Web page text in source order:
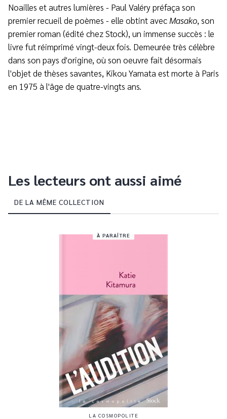
Noailles et autres lumières - Paul Valéry préfaça son
premier recueil de poèmes - elle obtint avec Masako, son
premier roman (édité chez Stock), un immense succès : le
livre fut réimprimé vingt-deux fois. Demeurée très célèbre
dans son pays d'origine, où son oeuvre fait désormais
l'objet de thèses savantes, Kikou Yamata est morte à Paris
en 1975 à l'âge de quatre-vingts ans.
Les lecteurs ont aussi aimé
DE LA MÊME COLLECTION
À PARAÎTRE
LA COSMOPOLITE